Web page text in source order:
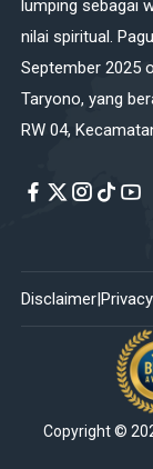
lumping sebagai
nilai spiritual.
September 2025
Taryono, yang
RW 04,
Disclaimer
Copyright ©